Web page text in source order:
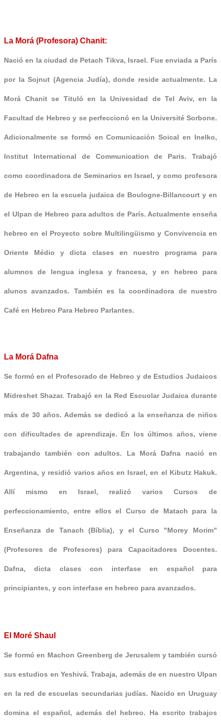
La Morá (Profesora) Chanit:
Nació en la ciudad de Petach Tikva, Israel. Fue enviada a París
por la Sojnut (Agencia Judía), donde reside actualmente. La
Morá Chanit se Tituló en la Univesidad de Tel Aviv, en la
Facultad de Hebreo y se perfeccionó en la Université Sorbone.
Adicionalmente se formó en Comunicación Soical en Inelko,
Institut International de Communication de Paris. Trabajó
como coordinadora de Seminarios en Israel, y como profesora
de Hebreo en la escuela judaica de Boulogne-Billancourt y en
el Ulpan de Hebreo para adultos de París. Actualmente enseña
hebreo en el Proyecto sobre Multilingüismo y Convivencia en
Oriente Médio y dicta clases en nuestro programa para
alumnos de lengua inglesa y francesa, y en hebreo para
alunos avanzados. También es la coordinadora de nuestro
Café en Hebreo Para Hebreo Parlantes.
La Morá Dafna
Se formó en el Profesorado de Hebreo y de Estudios Judaicos
Midreshet Shazar. Trabajó en la Red Escuolar Judaica durante
más de 30 años. Además se dedicó a la enseñanza de niños
con dificultades de aprendizaje. En los últimos años, viene
trabajando también con adultos. La Morá Dafna nació en
Argentina, y residió varios años en Israel, en el Kibutz Hakuk.
Allí mismo en Israel, realizó varios Cursos de
perfeccionamiento, entre ellos el Curso de Matach para la
Enseñanza de Tanach (Bíblia), y el Curso "Morey Morim"
(Profesores de Profesores) para Capacitadores Docentes.
Dafna, dicta clases con interfase en español para
principiantes, y con interfase en hebreo para avanzados.
El Moré Shaul
Se formó en Machon Greenberg de Jerusalem y también cursó
sus estudios en Yeshivá. Trabaja, además de en nuestro Ulpan
en la red de escuelas secundarias judías. Nacido en Uruguay
domina el español, además del hebreo. Ha escrito trabajos